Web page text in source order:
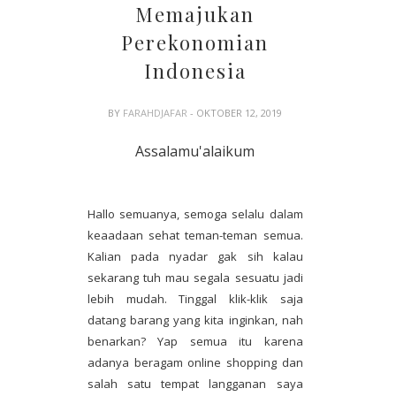
Memajukan
Perekonomian
Indonesia
BY FARAHDJAFAR- OKTOBER 12, 2019
Assalamu'alaikum
Hallo semuanya, semoga selalu dalam
keaadaan sehat teman-teman semua.
Kalian pada nyadar gak sih kalau
sekarang tuh mau segala sesuatu jadi
lebih mudah. Tinggal klik-klik saja
datang barang yang kita inginkan, nah
benarkan? Yap semua itu karena
adanya beragam online shopping dan
salah satu tempat langganan saya